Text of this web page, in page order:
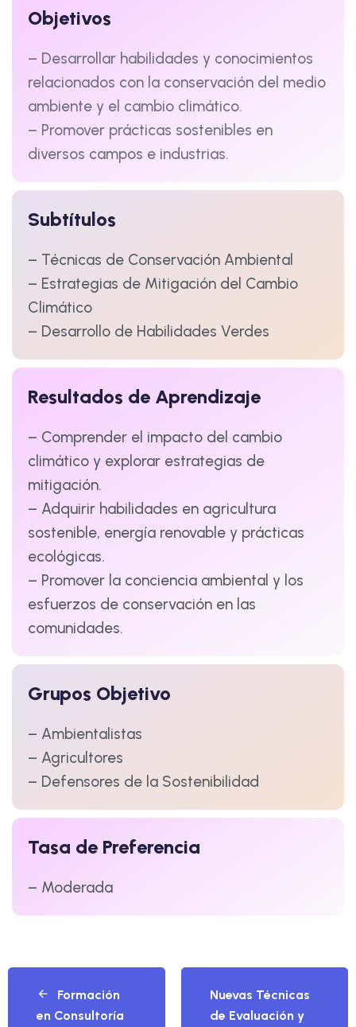
Objetivos
– Desarrollar habilidades y conocimientos
relacionados con la conservación del medio
ambiente y el cambio climático.
– Promover prácticas sostenibles en
diversos campos e industrias.
Subtítulos
– Técnicas de Conservación Ambiental
– Estrategias de Mitigación del Cambio
Climático
– Desarrollo de Habilidades Verdes
Resultados de Aprendizaje
– Comprender el impacto del cambio
climático y explorar estrategias de
mitigación.
– Adquirir habilidades en agricultura
sostenible, energía renovable y prácticas
ecológicas.
– Promover la conciencia ambiental y los
esfuerzos de conservación en las
comunidades.
Grupos Objetivo
– Ambientalistas
– Agricultores
– Defensores de la Sostenibilidad
Tasa de Preferencia
– Moderada
Formación
en Consultoría
Nuevas Técnicas
de Evaluación y